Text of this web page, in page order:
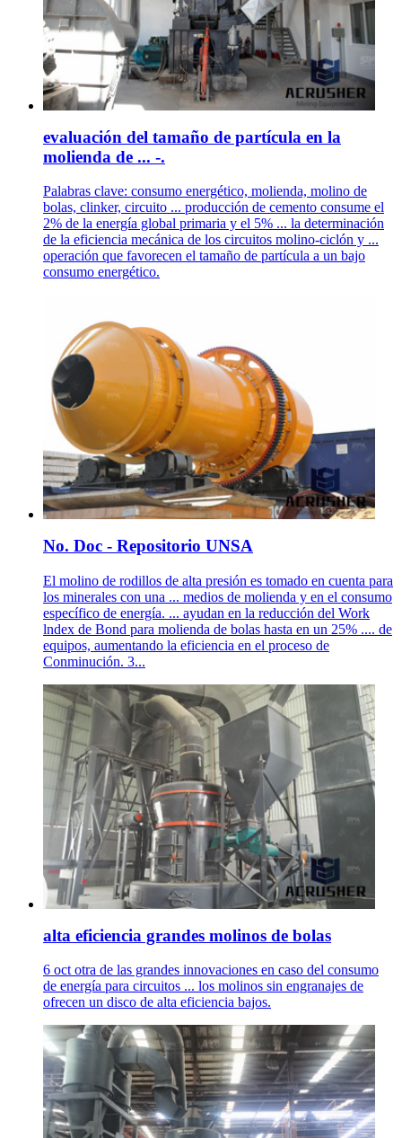
evaluación del tamaño de partícula en la
molienda de ... -.
Palabras clave: consumo energético, molienda, molino de
bolas, clinker, circuito ... producción de cemento consume el
2% de la energía global primaria y el 5% ... la determinación
de la eficiencia mecánica de los circuitos molino-ciclón y ...
operación que favorecen el tamaño de partícula a un bajo
consumo energético.
No. Doc - Repositorio UNSA
El molino de rodillos de alta presión es tomado en cuenta para
los minerales con una ... medios de molienda y en el consumo
específico de energía. ... ayudan en la reducción del Work
lndex de Bond para molienda de bolas hasta en un 25% .... de
equipos, aumentando la eficiencia en el proceso de
Conminución. 3...
alta eficiencia grandes molinos de bolas
6 oct otra de las grandes innovaciones en caso del consumo
de energía para circuitos ... los molinos sin engranajes de
ofrecen un disco de alta eficiencia bajos.